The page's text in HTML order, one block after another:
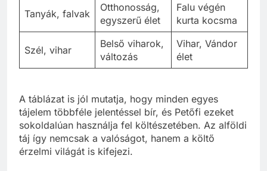
Tanyák, falvak
Otthonosság,
egyszerű élet
Falu végén
kurta kocsma
Szél, vihar
Belső viharok,
változás
Vihar, Vándor
élet
A táblázat is jól mutatja, hogy minden egyes
tájelem többféle jelentéssel bír, és Petőfi ezeket
sokoldalúan használja fel költészetében. Az alföldi
táj így nemcsak a valóságot, hanem a költő
érzelmi világát is kifejezi.